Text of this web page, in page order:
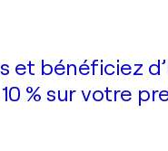
passe commande
et bénéficiez
% sur votre